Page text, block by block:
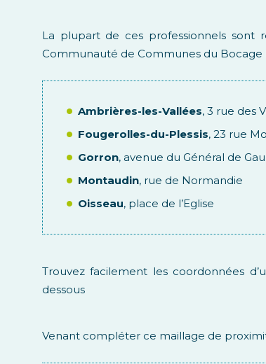
La plupart de ces professionnels sont
Communauté de Communes du Bocage
Ambrières-les-Vallées, 3 rue des
Fougerolles-du-Plessis, 23 rue
Gorron, avenue du Général de
Montaudin, rue de Normandie
Oisseau, place de l’Eglise
Trouvez facilement les coordonnées
dessous
Venant compléter ce maillage de